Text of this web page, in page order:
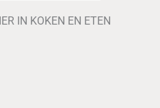
IN KOKEN EN ETEN